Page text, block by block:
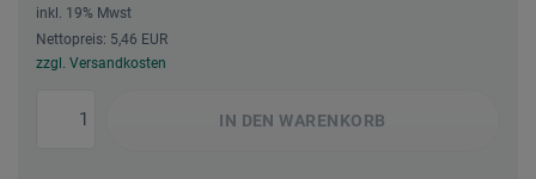
inkl. 19% Mwst
Nettopreis: 5,46 EUR
zzgl. Versandkosten
IN DEN WARENKORB